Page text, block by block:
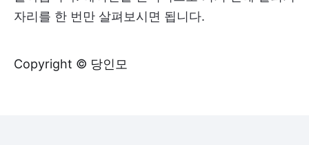
자리를 한 번만 살펴보시면 됩니다.
Copyright © 당인모